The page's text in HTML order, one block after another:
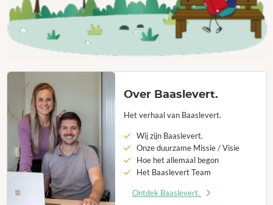
Over Baaslevert.
Het verhaal van Baaslevert.
Wij zijn Baaslevert.
Onze duurzame Missie / Visie
Hoe het allemaal begon
Het Baaslevert Team
Ontdek Baaslevert.